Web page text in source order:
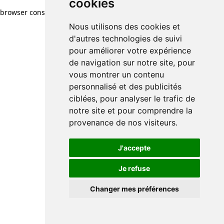
cookies
Nous utilisons des cookies et
d'autres technologies de suivi
pour améliorer votre expérience
de navigation sur notre site, pour
vous montrer un contenu
personnalisé et des publicités
ciblées, pour analyser le trafic de
notre site et pour comprendre la
provenance de nos visiteurs.
J'accepte
Je refuse
Changer mes préférences
browser console for more information)